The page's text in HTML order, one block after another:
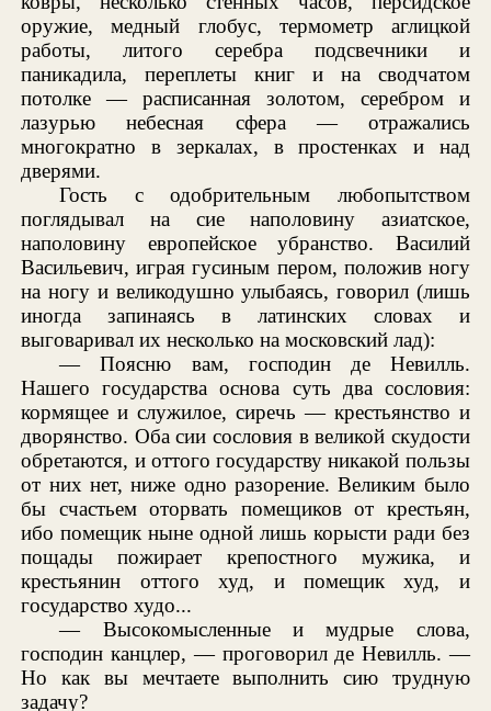
оружие, медный глобус, термометр аглицкой
работы, литого серебра подсвечники и
паникадила, переплеты книг и на сводчатом
потолке — расписанная золотом, серебром и
лазурью небесная сфера — отражались
многократно в зеркалах, в простенках и над
дверями.
Гость с одобрительным любопытством
поглядывал на сие наполовину азиатское,
наполовину европейское убранство. Василий
Васильевич, играя гусиным пером, положив ногу
на ногу и великодушно улыбаясь, говорил (лишь
иногда запинаясь в латинских словах и
выговаривал их несколько на московский лад):
— Поясню вам, господин де Невилль.
Нашего государства основа суть два сословия:
кормящее и служилое, сиречь — крестьянство и
дворянство. Оба сии сословия в великой скудости
обретаются, и оттого государству никакой пользы
от них нет, ниже одно разорение. Великим было
бы счастьем оторвать помещиков от крестьян,
ибо помещик ныне одной лишь корысти ради без
пощады пожирает крепостного мужика, и
крестьянин оттого худ, и помещик худ, и
государство худо...
— Высокомысленные и мудрые слова,
господин канцлер, — проговорил де Невилль. —
Но как вы мечтаете выполнить сию трудную
задачу?